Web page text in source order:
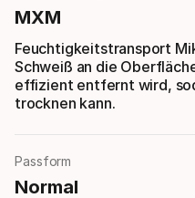
MXM
Feuchtigkeitstransport
Schweiß an die
effizient entfernt wird,
trocknen kann.
Passform
Normal